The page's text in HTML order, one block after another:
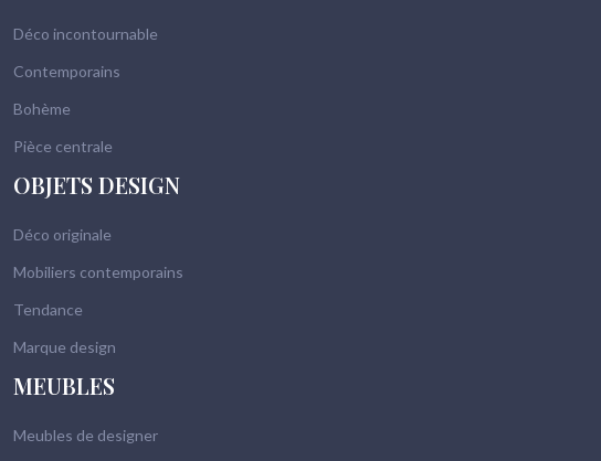
Déco incontournable
Contemporains
Bohème
Pièce centrale
OBJETS DESIGN
Déco originale
Mobiliers contemporains
Tendance
Marque design
MEUBLES
Meubles de designer